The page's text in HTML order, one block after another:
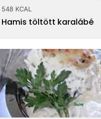
548 KCAL
Hamis töltött karalábé